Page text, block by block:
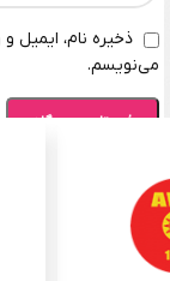
ذخیره نام، ایمیل
می‌نویسم.